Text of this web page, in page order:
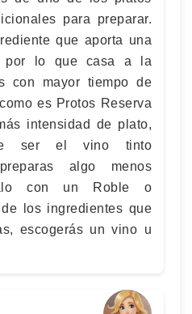
para preparar.
que aporta una
por lo que casa a la
con mayor tiempo de
es Protos Reserva
intensidad de plato,
ser el vino tinto
algo menos
con un Roble o
los ingredientes que
escogerás un vino u